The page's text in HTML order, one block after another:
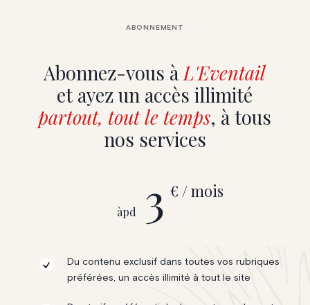
Abonnez-vous àL'Eventail
et ayez un accès illimité
partout, tout le temps, à tous
nos services
ABONNEMENT
àpd 3 € / mois
Du contenu exclusif dans toutes vos rubriques
préférées, un accès illimité à tout le site